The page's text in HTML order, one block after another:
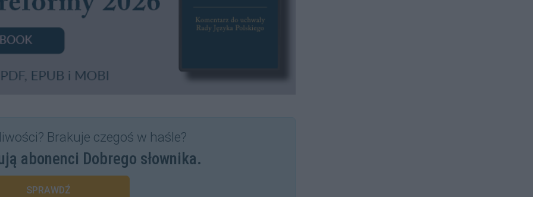
Brakuje czegoś w haśle?
abonenci Dobrego słownika.
SPRAWDŹ